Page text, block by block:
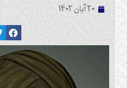
20 آبان 1402